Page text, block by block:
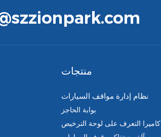
منتجات
نظام إدارة مواقف السيارات
بوابة الحاجز
كاميرا التعرف على لوحة الترخيص